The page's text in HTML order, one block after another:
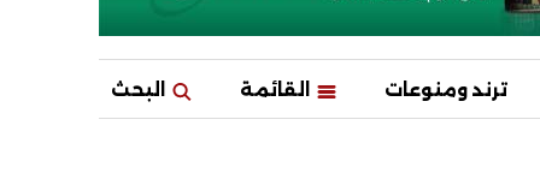
ترند ومنوعات القائمة البحث